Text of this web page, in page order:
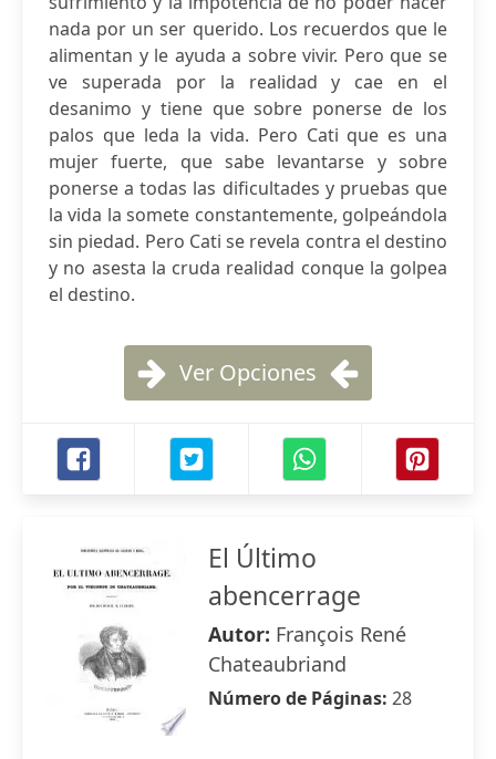
nada por un ser querido. Los recuerdos que le
alimentan y le ayuda a sobre vivir. Pero que se
ve superada por la realidad y cae en el
desanimo y tiene que sobre ponerse de los
palos que leda la vida. Pero Cati que es una
mujer fuerte, que sabe levantarse y sobre
ponerse a todas las dificultades y pruebas que
la vida la somete constantemente, golpeándola
sin piedad. Pero Cati se revela contra el destino
y no asesta la cruda realidad conque la golpea
el destino.
Ver Opciones
El Último
abencerrage
Autor: François René
Chateaubriand
Número de Páginas: 28